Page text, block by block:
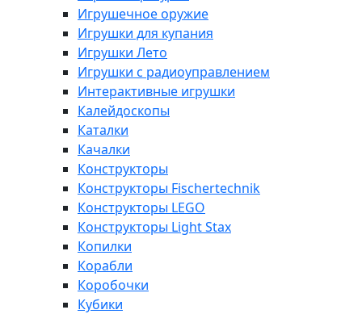
Игрушечное оружие
Игрушки для купания
Игрушки Лето
Игрушки с радиоуправлением
Интерактивные игрушки
Калейдоскопы
Каталки
Качалки
Конструкторы
Конструкторы Fisсhertechnik
Конструкторы LEGO
Конструкторы Light Stax
Копилки
Корабли
Коробочки
Кубики